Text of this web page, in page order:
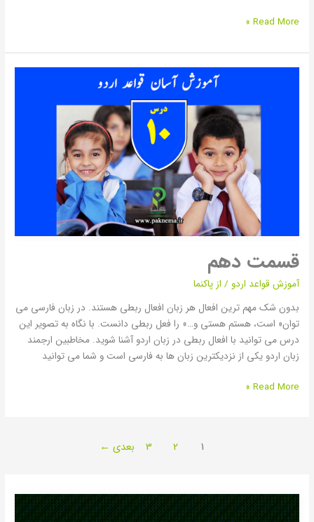
Read More »
قسمت دهم
آموزش قواعد اردو / از پاکنما
بدون شک مهم ترین افعال هر زبان افعال ربطی هستند. در زبان فارسی می
توان« است، هستم هستی و…» را فعل ربطی دانست. با نگاه به تصویر این
درس می توانید با افعال ربطی در زبان اردو آشنا شوید. مخاطبین ارجمند
زبان اردو یکی از نزدیکترین زبان ها به فارسی است و شما می توانید
Read More »
1
2
3 بعدی ←